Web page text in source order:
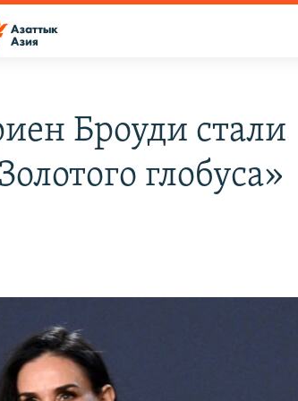
Броуди стали
глобуса»